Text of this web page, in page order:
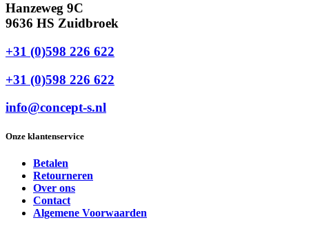
Hanzeweg 9C
9636 HS Zuidbroek
+31 (0)598 226 622
+31 (0)598 226 622
info@concept-s.nl
Onze klantenservice
Betalen
Retourneren
Over ons
Contact
Algemene Voorwaarden